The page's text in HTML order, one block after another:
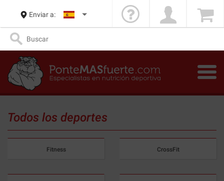
Enviar a:
Todos los deportes
Fitness CrossFit